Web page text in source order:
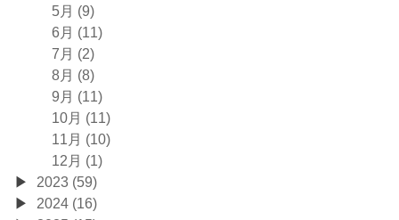
5月 (9)
6月 (11)
7月 (2)
8月 (8)
9月 (11)
10月 (11)
11月 (10)
12月 (1)
2023 (59)
2024 (16)